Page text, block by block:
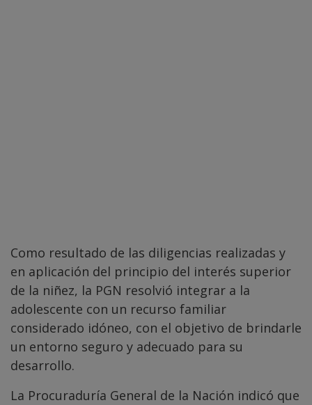
Como resultado de las diligencias realizadas y
en aplicación del principio del interés superior
de la niñez, la PGN resolvió integrar a la
adolescente con un recurso familiar
considerado idóneo, con el objetivo de brindarle
un entorno seguro y adecuado para su
desarrollo.
La Procuraduría General de la Nación indicó que